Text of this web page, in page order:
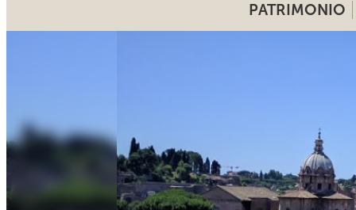
PATRIMONIO